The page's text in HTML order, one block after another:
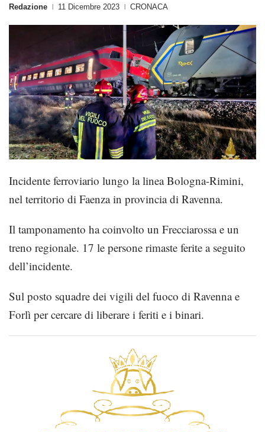
Redazione 11 Dicembre 2023 CRONACA
Incidente ferroviario lungo la linea Bologna-Rimini,
nel territorio di Faenza in provincia di Ravenna.
Il tamponamento ha coinvolto un Frecciarossa e un
treno regionale. 17 le persone rimaste ferite a seguito
dell’incidente.
Sul posto squadre dei vigili del fuoco di Ravenna e
Forlì per cercare di liberare i feriti e i binari.